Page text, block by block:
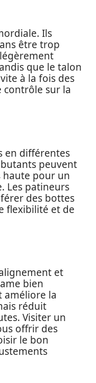
Ils
être trop
que le talon
à la fois des
sur la
en différentes
peuvent
haute pour un
Les patineurs
des bottes
flexibilité et de
et
bien
améliore la
réduit
Visiter un
offrir des
le bon